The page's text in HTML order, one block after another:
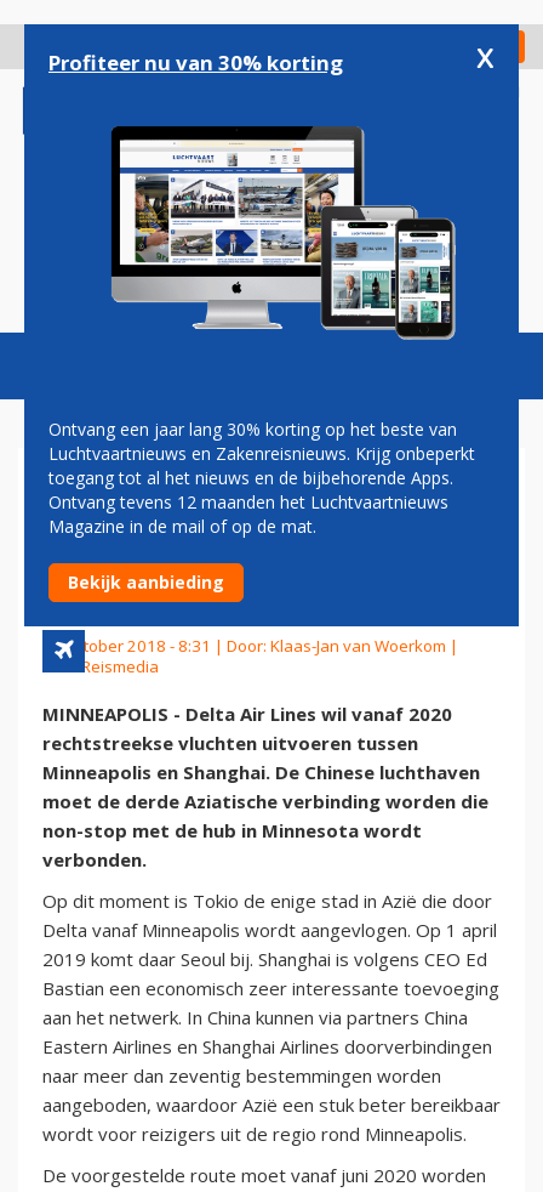
gaan
Check in
Magazine Podcasts Vacatures
DELTA AIR LINES WIL
MINNEAPOLIS VERBINDEN
MET CHINA
23 oktober 2018 - 8:31 | Door: Klaas-Jan van Woerkom |
Foto: Reismedia
MINNEAPOLIS - Delta Air Lines wil vanaf 2020
rechtstreekse vluchten uitvoeren tussen
Minneapolis en Shanghai. De Chinese luchthaven
moet de derde Aziatische verbinding worden die
non-stop met de hub in Minnesota wordt
verbonden.
Op dit moment is Tokio de enige stad in Azië die door
Delta vanaf Minneapolis wordt aangevlogen. Op 1 april
2019 komt daar Seoul bij. Shanghai is volgens CEO Ed
Bastian een economisch zeer interessante toevoeging
aan het netwerk. In China kunnen via partners China
Eastern Airlines en Shanghai Airlines doorverbindingen
naar meer dan zeventig bestemmingen worden
aangeboden, waardoor Azië een stuk beter bereikbaar
wordt voor reizigers uit de regio rond Minneapolis.
De voorgestelde route moet vanaf juni 2020 worden
Profiteer nu van 30% korting x
Ontvang een jaar lang 30% korting op het beste van
Luchtvaartnieuws en Zakenreisnieuws. Krijg onbeperkt
toegang tot al het nieuws en de bijbehorende Apps.
Ontvang tevens 12 maanden het Luchtvaartnieuws
Magazine in de mail of op de mat.
Bekijk aanbieding